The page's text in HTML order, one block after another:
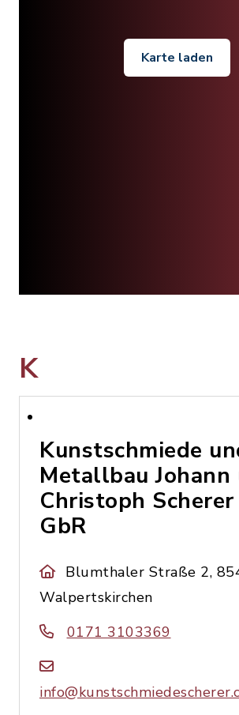
Karte laden
K
Kunstschmiede
Metallbau Johann
Christoph Scherer
GbR
Blumthaler Straße 2,
Walpertskirchen
0171 3103369